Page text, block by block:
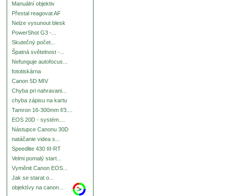
Manuální objektiv
Přestal reagovat AF
Nelze vysunout blesk
PowerShot G3 -...
Skutečný počet...
Špatná světelnost -...
Nefunguje autofocus...
fototiskárna
Canon 5D MIV
Chyba pri nahravani...
chyba zápisu na kartu
Tamron 16-300mm f/3....
EOS 20D - systém....
Nástupce Canonu 30D
natáčanie videa s...
Speedlite 430 III-RT
Velmi pomalý start...
Vyměnit Canon EOS...
Jak se starat o...
objektívy na canon...